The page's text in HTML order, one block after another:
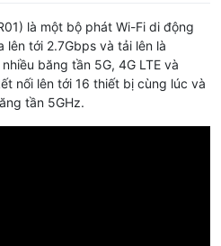
là một bộ phát Wi-Fi di động
tới 2.7Gbps và tải lên là
băng tần 5G, 4G LTE và
nối lên tới 16 thiết bị cùng lúc và
tần 5GHz.